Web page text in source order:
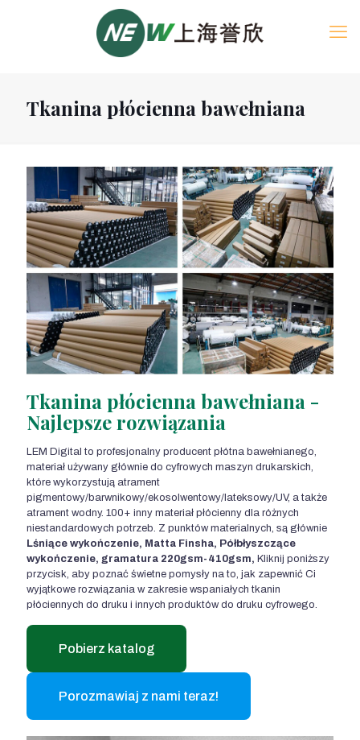
Tkanina płócienna bawełniana
Tkanina płócienna bawełniana -
Najlepsze rozwiązania
LEM Digital to profesjonalny producent płótna bawełnianego,
materiał używany głównie do cyfrowych maszyn drukarskich,
które wykorzystują atrament
pigmentowy/barwnikowy/ekosolwentowy/lateksowy/UV, a także
atrament wodny. 100+ inny materiał płócienny dla różnych
niestandardowych potrzeb. Z punktów materialnych, są głównie
Lśniące wykończenie, Matta Finsha, Półbłyszczące
wykończenie, gramatura 220gsm-410gsm, Kliknij poniższy
przycisk, aby poznać świetne pomysły na to, jak zapewnić Ci
wyjątkowe rozwiązania w zakresie wspaniałych tkanin
płóciennych do druku i innych produktów do druku cyfrowego.
Pobierz katalog
Porozmawiaj z nami teraz!